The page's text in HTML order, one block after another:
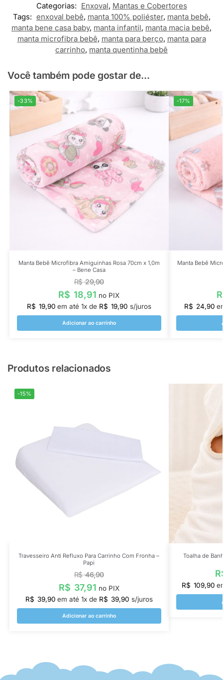
Categorias: Enxoval, Mantas e Cobertores
Tags: enxoval bebê, manta 100% poliéster, manta bebê,
manta bene casa baby, manta infantil, manta macia bebê,
manta microfibra bebê, manta para berço, manta para
carrinho, manta quentinha bebê
Você também pode gostar de...
-33%
Manta Bebê Microfibra Amiguinhas Rosa 70cm x 1,0m
– Bene Casa
R$29,90
R$ 18,91 no PIX
R$ 19,90 em até 1x de R$ 19,90 s/juros
Adicionar ao carrinho
-17%
Manta Bebê
R$ 24,90
Produtos relacionados
-15%
Travesseiro Anti Refluxo Para Carrinho Com Fronha –
Papi
R$46,90
R$ 37,91 no PIX
R$ 39,90 em até 1x de R$ 39,90 s/juros
Adicionar ao carrinho
Toalha de
R$ 109,90